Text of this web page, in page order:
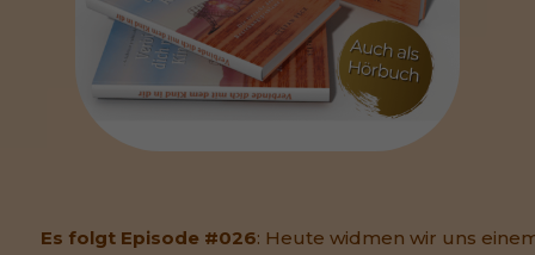
Es folgt Episode #026: Heute widmen wir uns